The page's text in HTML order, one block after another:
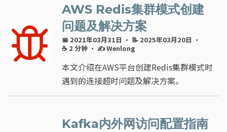
AWS Redis集群模式创建
问题及解决方案
📅 2021年03月31日 · 📝 2025年03月20日 ·
☕ 2 分钟 · ✍ Wenlong
本文介绍在AWS平台创建Redis集群模式时
遇到的连接超时问题及解决方案。
Kafka内外网访问配置指南